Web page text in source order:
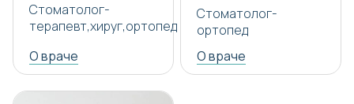
Стоматолог-
терапевт,хируг,ортопед
О враче
Стоматолог-
ортопед
О враче